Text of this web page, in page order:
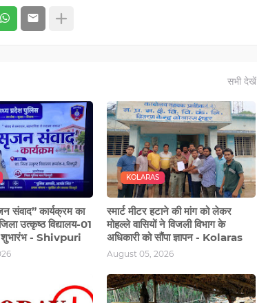
सभी देखें
संवाद” कार्यक्रम का
उत्कृष्ठ विद्यालय-01
शुभारंभ - Shivpuri
KOLARAS
स्मार्ट मीटर हटाने की मांग को लेकर
मोहल्‍ले वासियों ने विजली विभाग के
अधिकारी को सौंंपा ज्ञापन - Kolaras
August 05, 2026